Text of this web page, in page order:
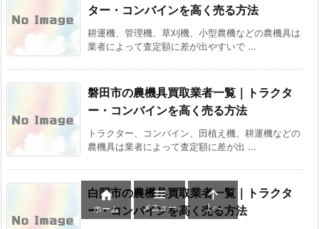
ター・コンバインを高く売る方法
耕運機、管理機、草刈機、小型農機などの農機具は
業者によって査定額に差が出やすいで ...
磐田市の農機具買取業者一覧｜トラクタ
ー・コンバインを高く売る方法
トラクター、コンバイン、田植え機、耕運機などの
農機具は業者によって査定額に差が出 ...
白岡市の農機具買取業者一覧｜トラクタ
ー・コンバインを高く売る方法

ホーム

メニュー

上へ